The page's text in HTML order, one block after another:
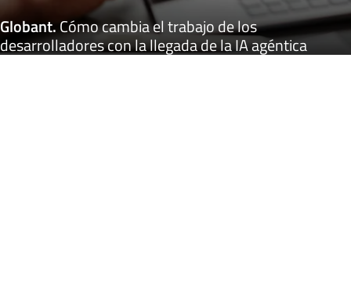
Globant.Cómo cambia el trabajo de los
desarrolladores con la llegada de la IA agéntica